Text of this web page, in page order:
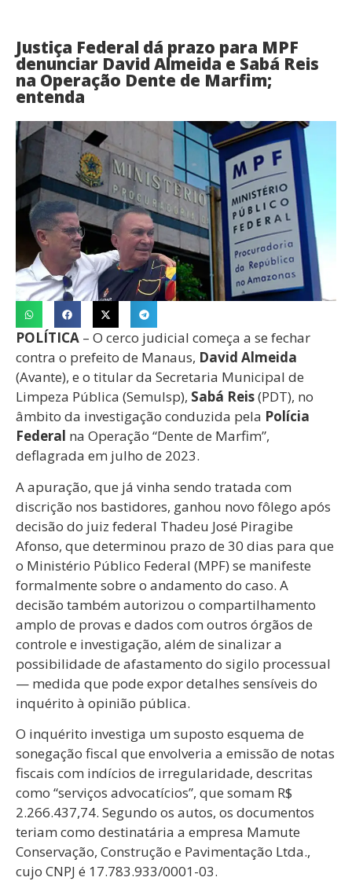
Justiça Federal dá prazo para MPF
denunciar David Almeida e Sabá Reis
na Operação Dente de Marfim;
entenda
POLÍTICA – O cerco judicial começa a se fechar
contra o prefeito de Manaus, David Almeida
(Avante), e o titular da Secretaria Municipal de
Limpeza Pública (Semulsp), Sabá Reis(PDT), no
âmbito da investigação conduzida pela Polícia
Federal na Operação “Dente de Marfim”,
deflagrada em julho de 2023.
A apuração, que já vinha sendo tratada com
discrição nos bastidores, ganhou novo fôlego após
decisão do juiz federal Thadeu José Piragibe
Afonso, que determinou prazo de 30 dias para que
o Ministério Público Federal (MPF) se manifeste
formalmente sobre o andamento do caso. A
decisão também autorizou o compartilhamento
amplo de provas e dados com outros órgãos de
controle e investigação, além de sinalizar a
possibilidade de afastamento do sigilo processual
— medida que pode expor detalhes sensíveis do
inquérito à opinião pública.
O inquérito investiga um suposto esquema de
sonegação fiscal que envolveria a emissão de notas
fiscais com indícios de irregularidade, descritas
como “serviços advocatícios”, que somam R$
2.266.437,74. Segundo os autos, os documentos
teriam como destinatária a empresa Mamute
Conservação, Construção e Pavimentação Ltda.,
cujo CNPJ é 17.783.933/0001-03.